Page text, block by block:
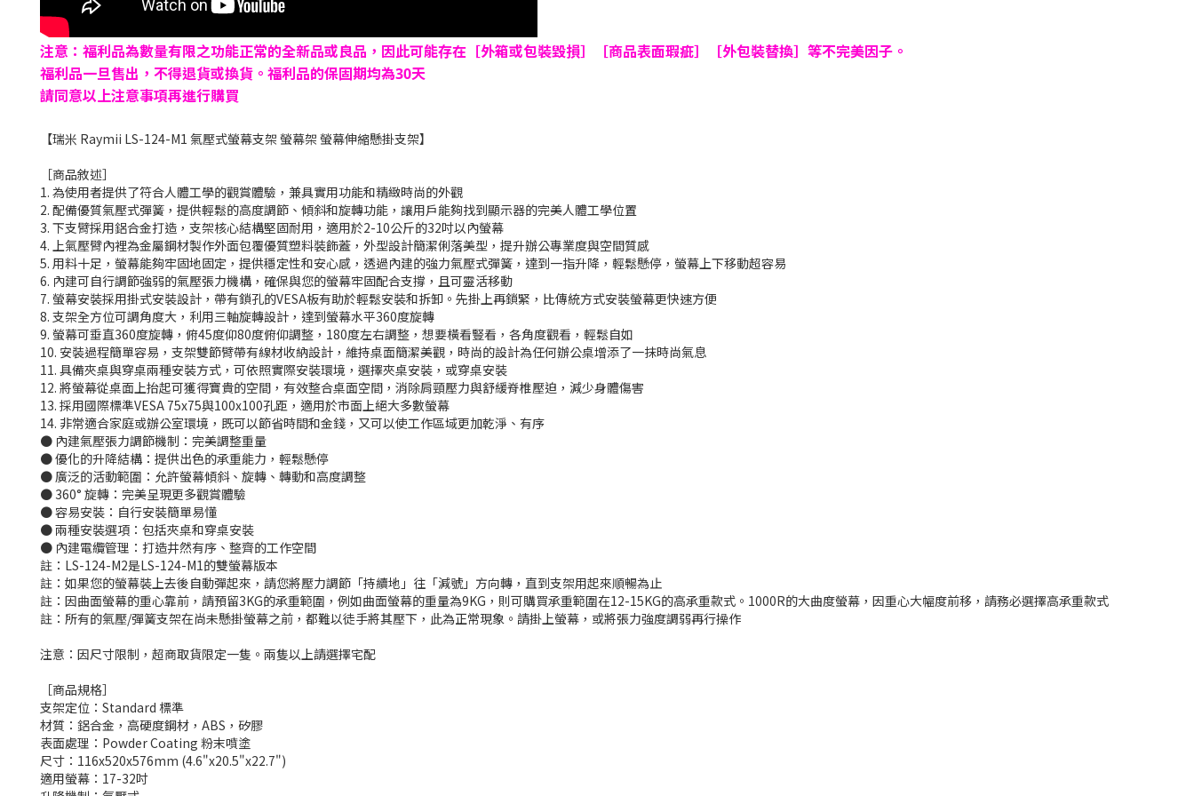
注意：福利品為數量有限之功能正常的全新品或良品，因此可能存在［外箱或包裝毀損］［商品表面瑕疵］［外包裝替換］等不完美因子。
福利品一旦售出，不得退貨或換貨。福利品的保固期均為30天
請同意以上注意事項再進行購買
【瑞米 Raymii LS-124-M1 氣壓式螢幕支架 螢幕架 螢幕伸縮懸掛支架】
［商品敘述］
1. 為使用者提供了符合人體工學的觀賞體驗，兼具實用功能和精緻時尚的外觀
2. 配備優質氣壓式彈簧，提供輕鬆的高度調節、傾斜和旋轉功能，讓用戶能夠找到顯示器的完美人體工學位置
3. 下支臂採用鋁合金打造，支架核心結構堅固耐用，適用於2-10公斤的32吋以內螢幕
4. 上氣壓臂內裡為金屬鋼材製作外面包覆優質塑料裝飾蓋，外型設計簡潔俐落美型，提升辦公專業度與空間質感
5. 用料十足，螢幕能夠牢固地固定，提供穩定性和安心感，透過內建的強力氣壓式彈簧，達到一指升降，輕鬆懸停，螢幕上下移動超容易
6. 內建可自行調節強弱的氣壓張力機構，確保與您的螢幕牢固配合支撐，且可靈活移動
7. 螢幕安裝採用掛式安裝設計，帶有鎖孔的VESA板有助於輕鬆安裝和拆卸。先掛上再鎖緊，比傳統方式安裝螢幕更快速方便
8. 支架全方位可調角度大，利用三軸旋轉設計，達到螢幕水平360度旋轉
9. 螢幕可垂直360度旋轉，俯45度仰80度俯仰調整，180度左右調整，想要橫看豎看，各角度觀看，輕鬆自如
10. 安裝過程簡單容易，支架雙節臂帶有線材收納設計，維持桌面簡潔美觀，時尚的設計為任何辦公桌增添了一抹時尚氣息
11. 具備夾桌與穿桌兩種安裝方式，可依照實際安裝環境，選擇夾桌安裝，或穿桌安裝
12. 將螢幕從桌面上抬起可獲得寶貴的空間，有效整合桌面空間，消除肩頸壓力與舒緩脊椎壓迫，減少身體傷害
13. 採用國際標準VESA 75x75與100x100孔距，適用於市面上絕大多數螢幕
14. 非常適合家庭或辦公室環境，既可以節省時間和金錢，又可以使工作區域更加乾淨、有序
● 內建氣壓張力調節機制：完美調整重量
● 優化的升降結構：提供出色的承重能力，輕鬆懸停
● 廣泛的活動範圍：允許螢幕傾斜、旋轉、轉動和高度調整
● 360° 旋轉：完美呈現更多觀賞體驗
● 容易安裝：自行安裝簡單易懂
● 兩種安裝選項：包括夾桌和穿桌安裝
● 內建電纜管理：打造井然有序、整齊的工作空間
註：LS-124-M2是LS-124-M1的雙螢幕版本
註：如果您的螢幕裝上去後自動彈起來，請您將壓力調節「持續地」往「減號」方向轉，直到支架用起來順暢為止
註：因曲面螢幕的重心靠前，請預留3KG的承重範圍，例如曲面螢幕的重量為9KG，則可購買承重範圍在12-15KG的高承重款式。1000R的大曲度螢幕，因重心大幅度前移，請務必選擇高承重款式
註：所有的氣壓/彈簧支架在尚未懸掛螢幕之前，都難以徒手將其壓下，此為正常現象。請掛上螢幕，或將張力強度調弱再行操作
注意：因尺寸限制，超商取貨限定一隻。兩隻以上請選擇宅配
［商品規格］
支架定位：Standard 標準
材質：鋁合金，高硬度鋼材，ABS，矽膠
表面處理：Powder Coating 粉末噴塗
尺寸：116x520x576mm (4.6"x20.5"x22.7")
適用螢幕：17-32吋